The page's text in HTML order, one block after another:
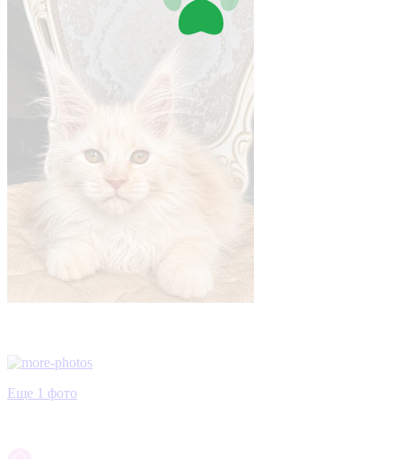
Еще 1 фото